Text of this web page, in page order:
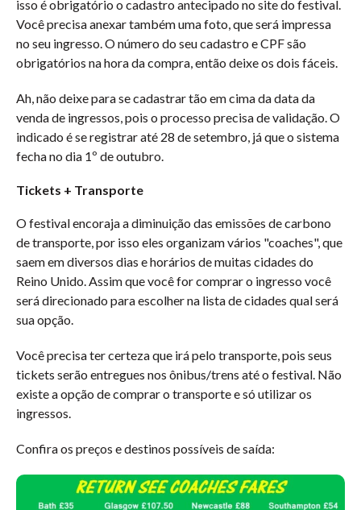
isso é obrigatório o cadastro antecipado no site do festival.
Você precisa anexar também uma foto, que será impressa
no seu ingresso. O número do seu cadastro e CPF são
obrigatórios na hora da compra, então deixe os dois fáceis.
Ah, não deixe para se cadastrar tão em cima da data da
venda de ingressos, pois o processo precisa de validação. O
indicado é se registrar até 28 de setembro, já que o sistema
fecha no dia 1º de outubro.
Tickets + Transporte
O festival encoraja a diminuição das emissões de carbono
de transporte, por isso eles organizam vários "coaches", que
saem em diversos dias e horários de muitas cidades do
Reino Unido. Assim que você for comprar o ingresso você
será direcionado para escolher na lista de cidades qual será
sua opção.
Você precisa ter certeza que irá pelo transporte, pois seus
tickets serão entregues nos ônibus/trens até o festival. Não
existe a opção de comprar o transporte e só utilizar os
ingressos.
Confira os preços e destinos possíveis de saída: